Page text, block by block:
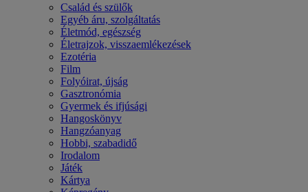
Család és szülők
Egyéb áru, szolgáltatás
Életmód, egészség
Életrajzok, visszaemlékezések
Ezotéria
Film
Folyóirat, újság
Gasztronómia
Gyermek és ifjúsági
Hangoskönyv
Hangzóanyag
Hobbi, szabadidő
Irodalom
Játék
Kártya